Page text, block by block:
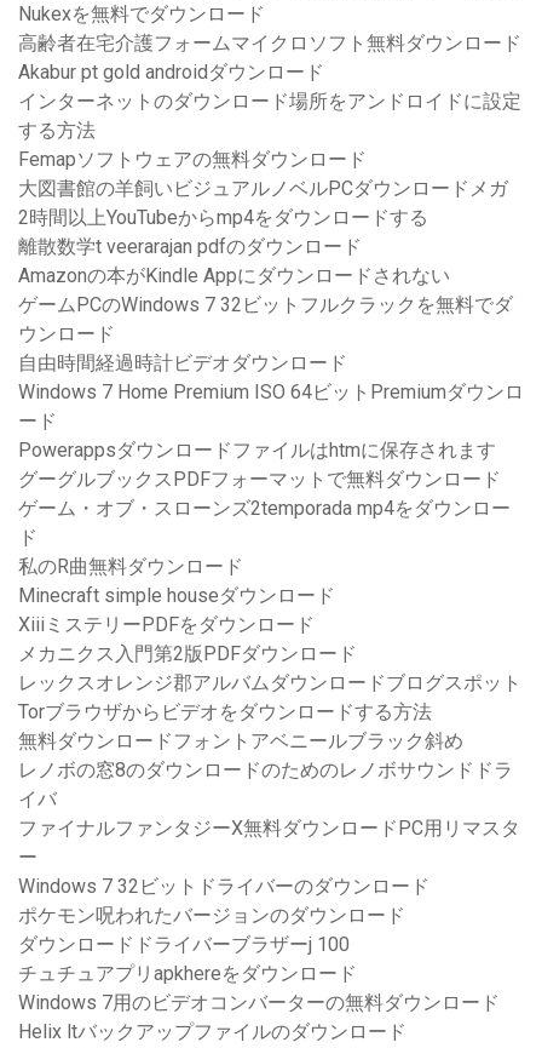
Nukexを無料でダウンロード
高齢者在宅介護フォームマイクロソフト無料ダウンロード
Akabur pt gold androidダウンロード
インターネットのダウンロード場所をアンドロイドに設定
する方法
Femapソフトウェアの無料ダウンロード
大図書館の羊飼いビジュアルノベルPCダウンロードメガ
2時間以上YouTubeからmp4をダウンロードする
離散数学t veerarajan pdfのダウンロード
Amazonの本がKindle Appにダウンロードされない
ゲームPCのWindows 7 32ビットフルクラックを無料でダ
ウンロード
自由時間経過時計ビデオダウンロード
Windows 7 Home Premium ISO 64ビットPremiumダウンロ
ード
Powerappsダウンロードファイルはhtmに保存されます
グーグルブックスPDFフォーマットで無料ダウンロード
ゲーム・オブ・スローンズ2temporada mp4をダウンロー
ド
私のR曲無料ダウンロード
Minecraft simple houseダウンロード
XiiiミステリーPDFをダウンロード
メカニクス入門第2版PDFダウンロード
レックスオレンジ郡アルバムダウンロードブログスポット
Torブラウザからビデオをダウンロードする方法
無料ダウンロードフォントアベニールブラック斜め
レノボの窓8のダウンロードのためのレノボサウンドドラ
イバ
ファイナルファンタジーX無料ダウンロードPC用リマスタ
ー
Windows 7 32ビットドライバーのダウンロード
ポケモン呪われたバージョンのダウンロード
ダウンロードドライバーブラザーj 100
チュチュアプリapkhereをダウンロード
Windows 7用のビデオコンバーターの無料ダウンロード
Helix ltバックアップファイルのダウンロード